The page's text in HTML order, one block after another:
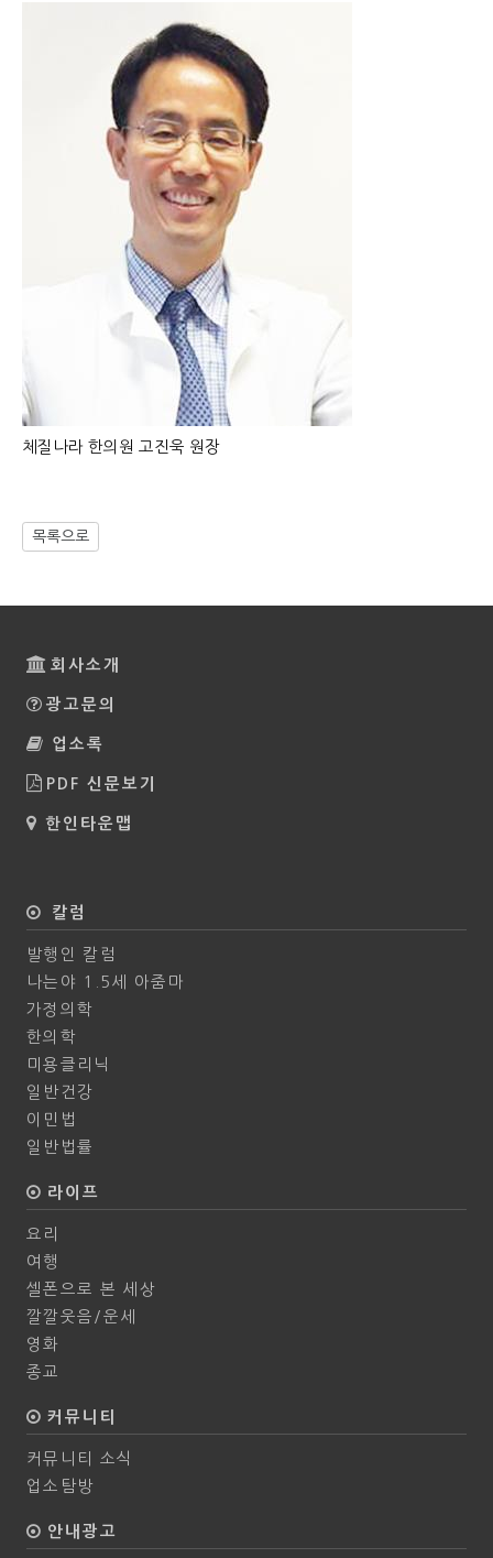
체질나라 한의원 고진욱 원장
목록으로
회사소개
광고문의
업소록
PDF 신문보기
한인타운맵
칼럼
발행인 칼럼
나는야 1.5세 아줌마
가정의학
한의학
미용클리닉
일반건강
이민법
일반법률
라이프
요리
여행
셀폰으로 본 세상
깔깔웃음/운세
영화
종교
커뮤니티
커뮤니티 소식
업소탐방
안내광고